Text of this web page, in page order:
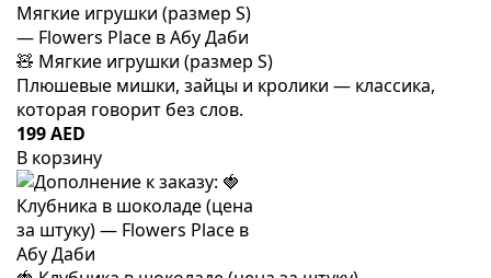
🧸 Мягкие игрушки (размер S)
Плюшевые мишки, зайцы и кролики — классика,
которая говорит без слов.
199 AED
В корзину